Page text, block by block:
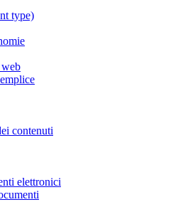
type)
contenuti
elettronici